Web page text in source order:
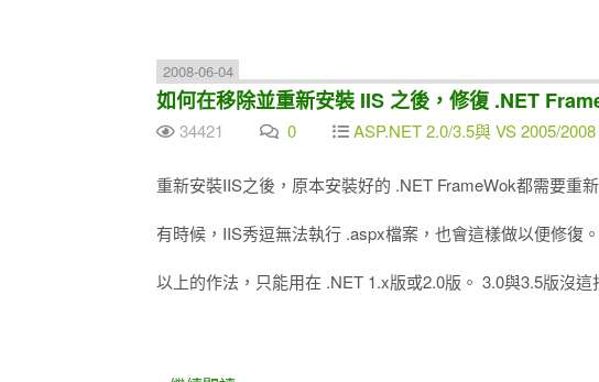
2008-06-04
如何在移除並重新安裝 IIS 之後，修復 .NET
34421 0 ASP.NET 2.0/3.5與 VS 2005/2008
重新安裝IIS之後，原本安裝好的 .NET FrameWok都需要重新
有時候，IIS秀逗無法執行 .aspx檔案，也會這樣做以便修復。
以上的作法，只能用在 .NET 1.x版或2.0版。 3.0與3.5版沒這